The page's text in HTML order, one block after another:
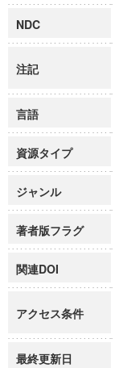
NDC
注記
言語
資源タイプ
ジャンル
著者版フラグ
関連DOI
アクセス条件
最終更新日